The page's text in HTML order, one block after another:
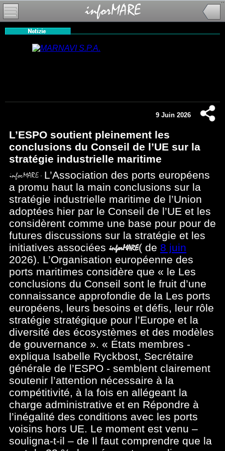
9 Juin 2026
L’ESPO soutient pleinement les
conclusions du Conseil de l’UE sur la
stratégie industrielle maritime
L’Association des ports européens
a promu haut la main conclusions sur la
stratégie industrielle maritime de l’Union
adoptées hier par le Conseil de l’UE et les
considèrent comme une base pour pour de
futures discussions sur la stratégie et les
initiatives associées
( de 8 juin
2026). L’Organisation européenne des
ports maritimes considère que « le Les
conclusions du Conseil sont le fruit d’une
connaissance approfondie de la Les ports
européens, leurs besoins et défis, leur rôle
stratégie stratégique pour l’Europe et la
diversité des écosystèmes et des modèles
de gouvernance ». « États membres -
expliqua Isabelle Ryckbost, Secrétaire
générale de l’ESPO - semblent clairement
soutenir l’attention nécessaire à la
compétitivité, à la fois en allégeant la
charge administrative et en Répondre à
l’inégalité des conditions avec les ports
voisins hors UE. Le moment est venu –
souligna-t-il – de Il faut comprendre que la